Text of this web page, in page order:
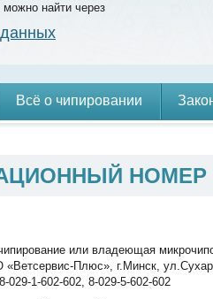
найти через
Всё о чипировании
или владеющая
Плюс», г.Минск,
1-602-602, 8-029-5-602-602